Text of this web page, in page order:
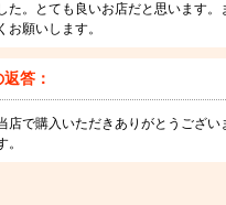
た。とても良いお店だと思います
お願いします。
答：
店で購入いただきありがとうござ
。